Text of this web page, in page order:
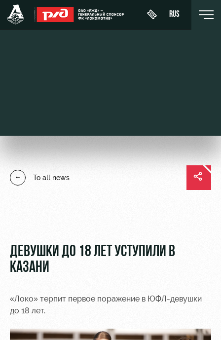
RUS
Players
Photo
ticket
VIP Boxes
ВИП-ЗОНЫ
Disabled
Sponsors
RZD Arena Локо
Our fans
To all news
ДЕВУШКИ ДО 18 ЛЕТ УСТУПИЛИ В
КАЗАНИ
«Локо» терпит первое поражение в ЮФЛ-девушки
до 18 лет.